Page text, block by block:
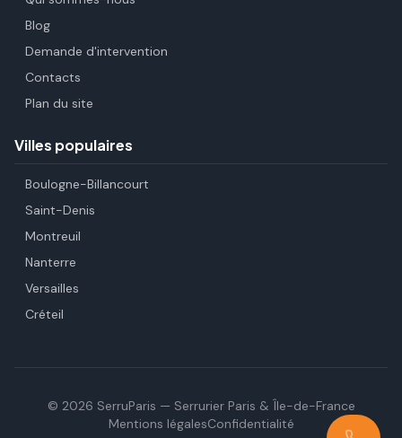
Blog
Demande d'intervention
Contacts
Plan du site
Villes populaires
Boulogne-Billancourt
Saint-Denis
Montreuil
Nanterre
Versailles
Créteil
© 2026 SerruParis — Serrurier Paris & Île-de-France
Mentions légalesConfidentialité